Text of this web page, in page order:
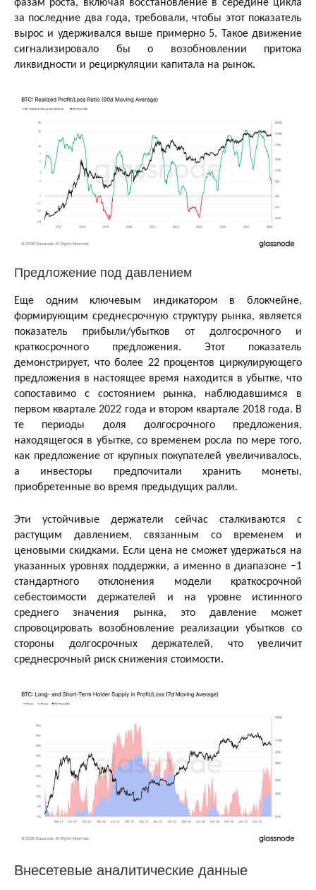
фазам роста, включая восстановление в середине цикла
за последние два года, требовали, чтобы этот показатель
вырос и удерживался выше примерно 5. Такое движение
сигнализировало бы о возобновлении притока
ликвидности и рециркуляции капитала на рынок.
Предложение под давлением
Еще одним ключевым индикатором в блокчейне,
формирующим среднесрочную структуру рынка, является
показатель прибыли/убытков от долгосрочного и
краткосрочного предложения. Этот показатель
демонстрирует, что более 22 процентов циркулирующего
предложения в настоящее время находится в убытке, что
сопоставимо с состоянием рынка, наблюдавшимся в
первом квартале 2022 года и втором квартале 2018 года. В
те периоды доля долгосрочного предложения,
находящегося в убытке, со временем росла по мере того,
как предложение от крупных покупателей увеличивалось,
а инвесторы предпочитали хранить монеты,
приобретенные во время предыдущих ралли.
Эти устойчивые держатели сейчас сталкиваются с
растущим давлением, связанным со временем и
ценовыми скидками. Если цена не сможет удержаться на
указанных уровнях поддержки, а именно в диапазоне −1
стандартного отклонения модели краткосрочной
себестоимости держателей и на уровне истинного
среднего значения рынка, это давление может
спровоцировать возобновление реализации убытков со
стороны долгосрочных держателей, что увеличит
среднесрочный риск снижения стоимости.
Внесетевые аналитические данные